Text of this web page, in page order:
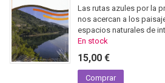
Las rutas azules por la
nos acercan a los
espacios naturales de
En stock
15,00 €
Comprar